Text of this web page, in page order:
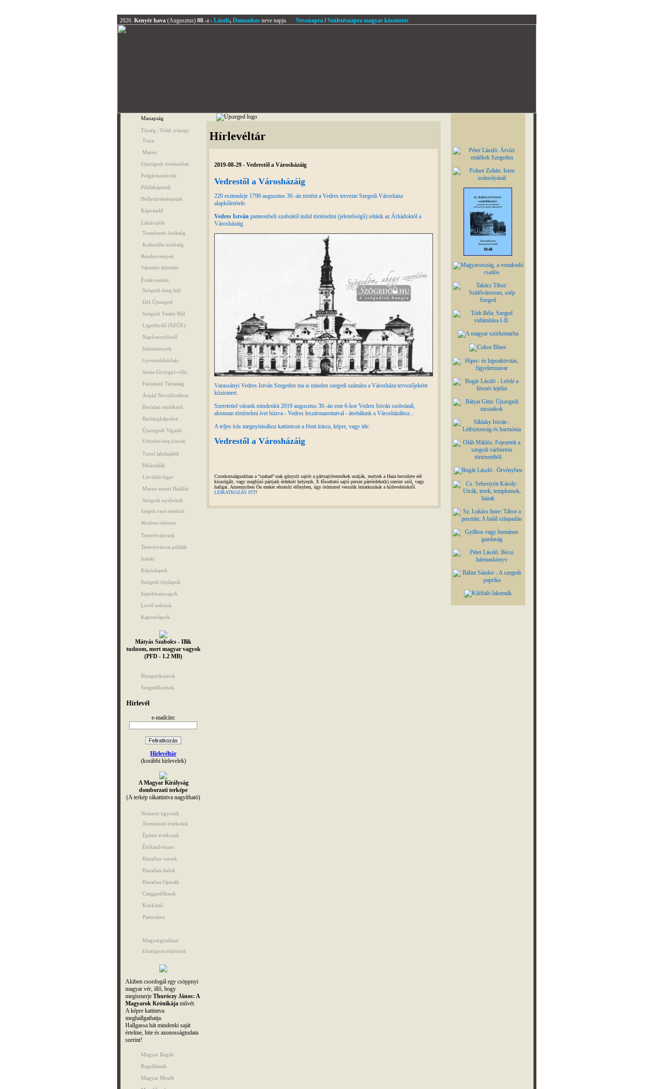
2026. Kenyér hava (Augusztus) 08.-a - László, Domonkosneve napja. Nevenapra/Születésnapra magyar köszöntés
Manapság
Térség / Föld-,vízrajz
Tisza
Maros
Ujszögedi történelöm
Polgármestörök
Példaképeink
Hellytörténészeink
Képviselő
Látnivalók
Természeti örökség
Kulturális örökség
Rendezvények
Városrész fejlesztés
Értékvesztés
Szögedi öreg híd
Dél-Újszeged
Szögedi Vasúti Híd
Ligetfürdő (SZÚE)
Napfonnyfürdő
Intézmények
Gyermekkórház
Szent-Györgyi-villa
Faúsztató Társaság
Árpád Nevelőotthon
Bertalan emlékmű
Barlangkápolna
Újszögedi Vigadó
Elfeledett öreg kincsek
Turul labdajáték
Hírárudák
Lövölde-liget
Maros-menti Halálút
Szögedi nyelvünk
Szögedi vasút-emlékök
Mozdony-múzeum
Testvérvárosok
Testvérvárosi példák
Irattár
Képöslapok
Szögedi röplapok
Sajtóhíranyagok
Levél nekünk
Kapcsolapok
Mátyás Szabolcs - Illik
tudnom, mert magyar vagyok
(PFD - 1.2 MB)
Hungarikumok
Szegedikumok
Hírlevél
e-mailcím:
Hírlevéltár
(korábbi hírlevelek)
A Magyar Királyság
domborzati terképe
(A terkép rákattintva nagyítható)
Nemzeti ügyeink
Természeti értékeink
Épített értékeink
Étökművészet
Hazafias versek
Hazafias dalok
Hazafias Operák
Csüggedőknek
Kitekintő
Panoráma
Magyargyalázat
Elhallgatott népírtások
Akiben csordogál egy csöppnyi
magyar vér, illő, hogy
megismerje Thuróczy János: A
Magyarok Krónikájaművét.
A képre kattintva
meghallgathatja.
Hallgassa hát mindenki saját
értelme, hite és azonosságtudata
szerint!
Magyar Regék
Regefilmek
Magyar Mesék
Hírlevéltár
2019-08-29 - Vedrestől a Városházáig
Vedrestől a Városházáig
220 esztendeje 1799 augusztus 30.-án történt a Vedres tervezte Szegedi Városháza
alapkőletétele.
Vedres Istvánpanteonbeli szobrától indul történelmi (jelentőségű) sétánk az Árkádoktól a
Városházáig.
Varassányi Vedres István Szegeden ma is minden szegedi számára a Városháza tervezőjeként
közismert.
Szeretettel várunk mindenkit 2019 augusztus 30.-án este 6-kor Vedres István szobránál,
ahonnan történelmi ívet húzva - Vedres leszármazottaival - átsétálunk a Városházához...
A teljes írás megnyitásához kattintson a fönti írásra, képre, vagy ide:
Vedrestől a Városházáig
Csonkországunkban a "szabad"-nak gúnyolt sajtót a pártsajtótermékek uralják, melyek a Haza becsülete elé
kiszolgált, vagy megbízó pártjaik érdekeit helyezik. E fősodratú sajtó persze pártérdeke(k) szerint szól, vagy
hallgat. Amennyiben Ön ezeket részesíti előnyben, úgy örömmel vesszük leiratkozását a hírleveleinkről.
LEIRATKOZÁS ITT!